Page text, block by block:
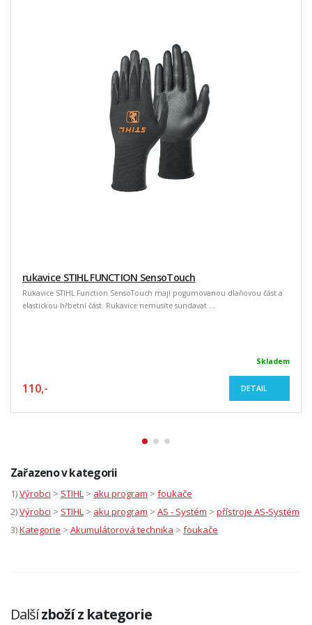
rukavice STIHL FUNCTION SensoTouch
Rukavice STIHL Function SensoTouch mají pogumovanou dlaňovou část a
elastickou hřbetní část. Rukavice nemusíte sundavat ...
Skladem
110,- DETAIL
Zařazeno v kategorii
1)Výrobci > STIHL > aku program > foukače
2)Výrobci > STIHL > aku program > AS - Systém > přístroje AS-Systém
3)Kategorie > Akumulátorová technika > foukače
Dalšízboží z kategorie